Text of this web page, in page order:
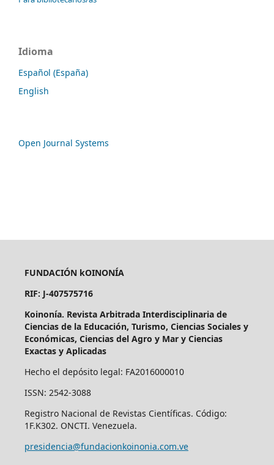
Idioma
Español (España)
English
Open Journal Systems
FUNDACIÓN kOINONÍA
RIF: J-407575716
Koinonía. Revista Arbitrada Interdisciplinaria de
Ciencias de la Educación, Turismo, Ciencias Sociales y
Económicas, Ciencias del Agro y Mar y Ciencias
Exactas y Aplicadas
Hecho el depósito legal: FA2016000010
ISSN: 2542-3088
Registro Nacional de Revistas Científicas. Código:
1F.K302. ONCTI. Venezuela.
presidencia@fundacionkoinonia.com.ve